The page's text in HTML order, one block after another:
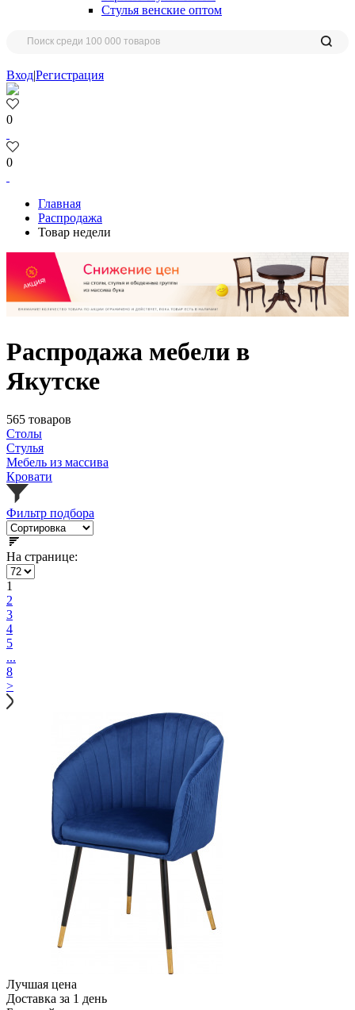
Стулья венские оптом
Вход|Регистрация
0
0
Главная
Распродажа
Товар недели
Распродажа мебели в
Якутске
565 товаров
Столы
Стулья
Мебель из массива
Кровати
Фильтр подбора
На странице:
1
2
3
4
5
...
8
>
Лучшая цена
Доставка за 1 день